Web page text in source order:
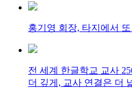
홍기영 회장, 타지에서
전 세계 한글학교 교사
더 깊게, 교사 연결은 더